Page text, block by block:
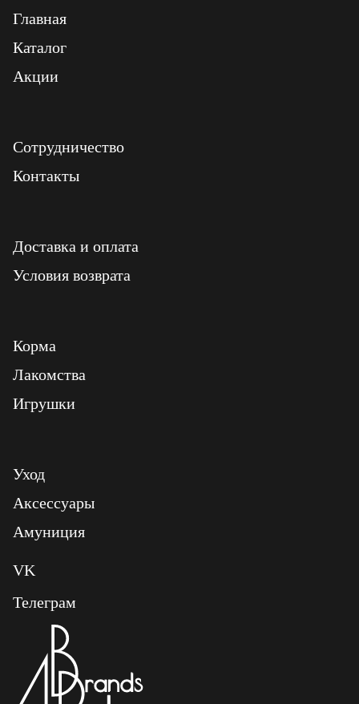
Главная
Каталог
Акции
Сотрудничество
Контакты
Доставка и оплата
Условия возврата
Корма
Лакомства
Игрушки
Уход
Аксессуары
Амуниция
VK
Телеграм